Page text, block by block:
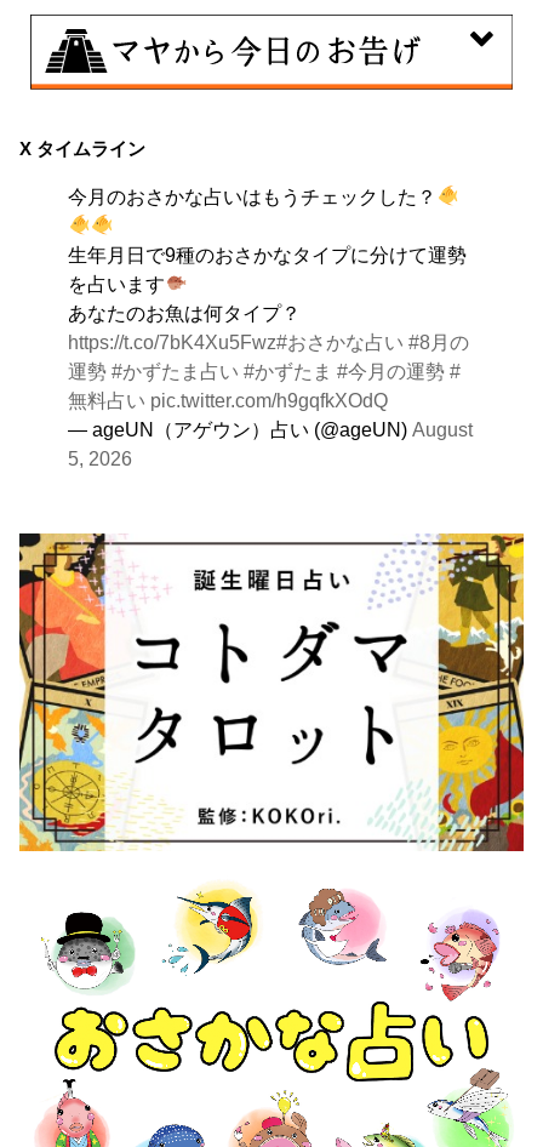
曖昧な気持ちで人と付き合うことはタブーとされる日。
です。
X タイムライン
今月のおさかな占いはもうチェックした？
生年月日で9種のおさかなタイプに分けて運勢
を占います
あなたのお魚は何タイプ？
https://t.co/7bK4Xu5Fwz#おさかな占い #8月の
運勢 #かずたま占い #かずたま #今月の運勢 #
無料占い pic.twitter.com/h9gqfkXOdQ
— ageUN（アゲウン）占い (@ageUN)August
5, 2026